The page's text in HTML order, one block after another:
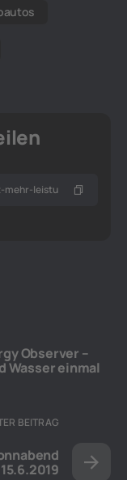
Observer –
Wasser einmal
BEITRAG
15.6.2019